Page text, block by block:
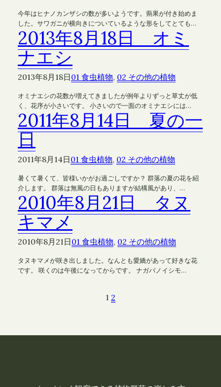
今年はヒナノカンザシの数が多いようです。蒴果が付き始めま
した。サワガニが横向きについているような形をしてとても…
2013年8月18日 オミ
ナエシ
2013年8月18日01 食虫植物, 02 その他の植物
オミナエシの花数が増えてきましたが例年よりずっと草丈が低
く、花序が小さいです。 小さいので一面のオミナエシには…
2011年8月14日 夏の一
日
2011年8月14日01 食虫植物, 02 その他の植物
暑くて暑くて、皆様いかがお過ごしですか？ 群落の夏の花を紹
介します。 群落は無風の日もありますが結構風があり、…
2010年8月21日 タヌ
キマメ
2010年8月21日01 食虫植物, 02 その他の植物
タヌキマメが咲き出しました。なんとも愛嬌があって好きな花
です。 咲くのは午後になってからです。 ナガバノイシモ…
1 2